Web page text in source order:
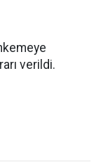
verildi.